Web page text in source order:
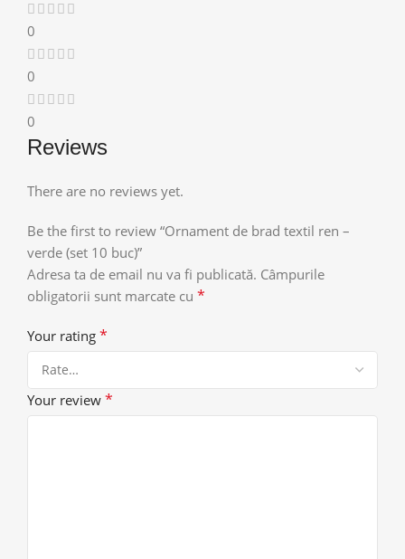
0
0
0
Reviews
There are no reviews yet.
Be the first to review “Ornament de brad textil ren –
verde (set 10 buc)”
Adresa ta de email nu va fi publicată. Câmpurile
obligatorii sunt marcate cu *
Your rating *
Your review *